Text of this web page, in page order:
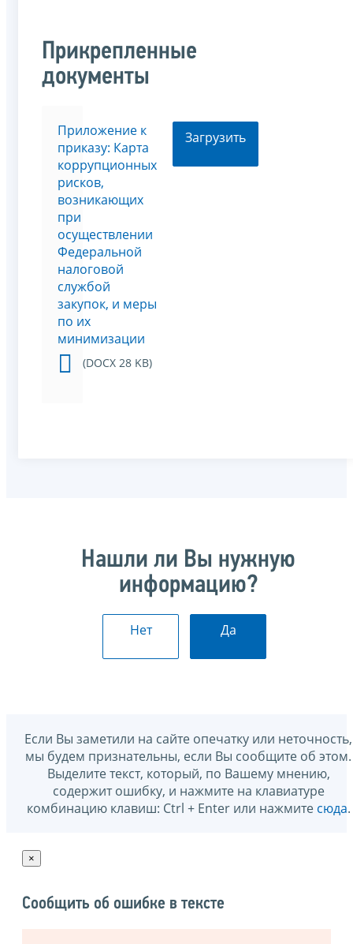
Прикрепленные
документы
Приложение к
приказу: Карта
коррупционных
рисков,
возникающих
при
осуществлении
Федеральной
налоговой
службой
закупок, и меры
по их
минимизации
(DOCX 28 KB)
Загрузить
Нашли ли Вы нужную
информацию?
Нет Да
Если Вы заметили на сайте опечатку или неточность,
мы будем признательны, если Вы сообщите об этом.
Выделите текст, который, по Вашему мнению,
содержит ошибку, и нажмите на клавиатуре
комбинацию клавиш: Ctrl + Enter или нажмите сюда.
×
Сообщить об ошибке в тексте